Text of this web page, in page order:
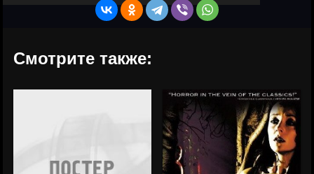
Смотрите также: